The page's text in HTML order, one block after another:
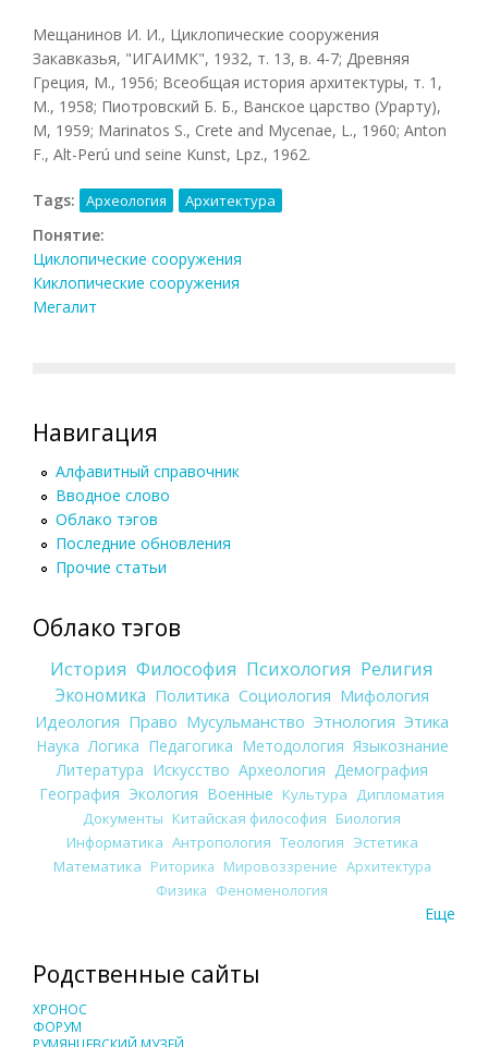
Мещанинов И. И., Циклопические сооружения
Закавказья, "ИГАИМК", 1932, т. 13, в. 4-7; Древняя
Греция, М., 1956; Всеобщая история архитектуры, т. 1,
М., 1958; Пиотровский Б. Б., Ванское царство (Урарту),
М, 1959; Marinatos S., Crete and Mycenae, L., 1960; Anton
F., Alt-Perú und seine Kunst, Lpz., 1962.
Tags: Археология Архитектура
Понятие:
Циклопические сооружения
Киклопические сооружения
Мегалит
Навигация
Алфавитный справочник
Вводное слово
Облако тэгов
Последние обновления
Прочие статьи
Облако тэгов
История Философия Психология Религия
Экономика Политика Социология Мифология
Идеология Право Мусульманство Этнология Этика
Наука Логика Педагогика Методология Языкознание
Литература Искусство Археология Демография
География Экология Военные Культура
Дипломатия
Документы Китайская философия Биология
Информатика Антропология Теология Эстетика
Математика Риторика Мировоззрение Архитектура
Физика Феноменология
Еще
Родственные сайты
ХРОНОС
ФОРУМ